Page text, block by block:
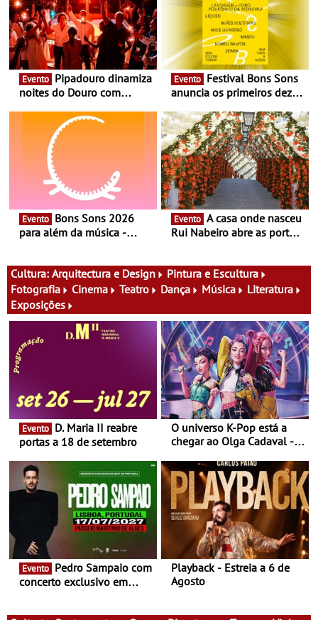
Evento
noites do Douro com
vinho, gastronomia e
música
Evento
anuncia os primeiros dez
Evento
para além da música -
atividades para toda a
família e muito mais
Evento
Rui Nabeiro abre as portas
Festas decorrem entre 8 e
16 de agosto
Cultura: Arquitectura e Design
Pintura e Escultura
Fotografia
Cinema Teatro Dança Música
Literatura
Exposições
Evento
portas a 18 de setembro
O universo K-Pop está a
chegar ao Olga Cadaval - A
Evento
concerto exclusivo em
Playback - Estreia a 6 de
Agosto